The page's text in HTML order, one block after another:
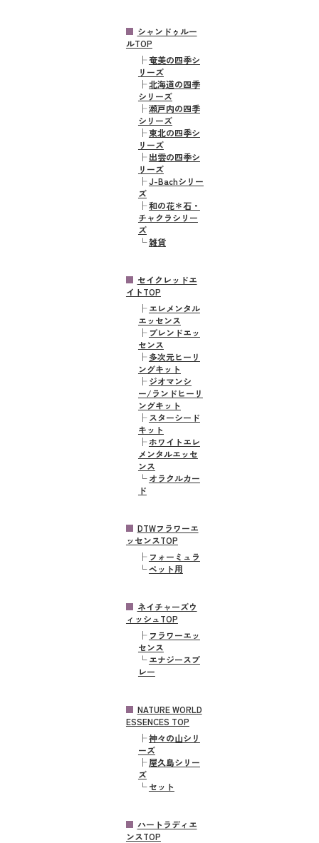
シャンドゥルー
ルTOP
├奄美の四季シ
リーズ
├北海道の四季
シリーズ
├瀬戸内の四季
シリーズ
├東北の四季シ
リーズ
├ 出雲の四季シ
リーズ
├J-Bachシリー
ズ
├和の花＊石・
チャクラシリー
ズ
└雑貨
セイクレッドエ
イトTOP
├ エレメンタル
エッセンス
├ ブレンドエッ
センス
├多次元ヒーリ
ングキット
├ ジオマンシ
ー/ランドヒーリ
ングキット
├ スターシード
キット
├ホワイトエレ
メンタルエッセ
ンス
└オラクルカー
ド
DTWフラワーエ
ッセンスTOP
├ フォーミュラ
└ペット用
ネイチャーズウ
ィッシュTOP
├ フラワーエッ
センス
└エナジースプ
レー
NATURE WORLD
ESSENCES TOP
├神々の山シリ
ーズ
├ 屋久島シリー
ズ
└セット
ハートラディエ
ンスTOP